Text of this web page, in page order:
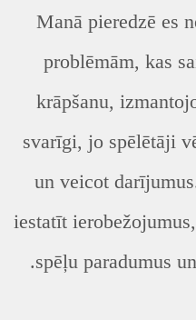
Manā pieredzē es
problēmām, kas
krāpšanu,
svarīgi, jo spēlētāji
un veicot
iestatīt
spēļu paradumus